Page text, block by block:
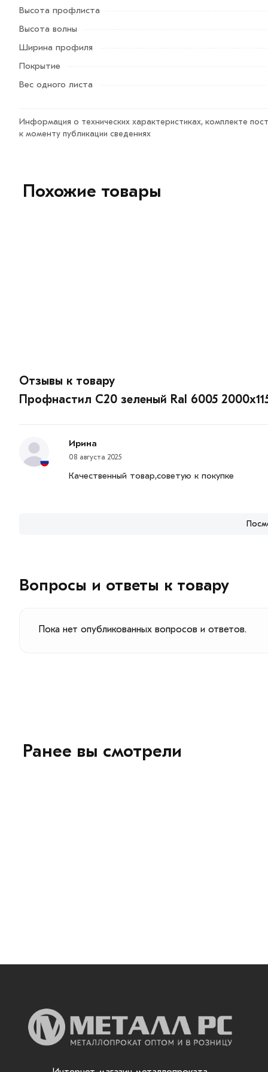
Высота профлиста
Высота волны
Ширина профиля
Покрытие
Вес одного листа
Информация о технических характеристиках, комплекте
к моменту публикации сведениях
Похожие товары
Отзывы к товару
Профнастил С20 зеленый Ral 6005
Ирина
08 августа 2025
Качественный товар,советую к покупке
Вопросы и ответы к товару
Пока нет опубликованных вопросов и ответов.
Ранее вы смотрели